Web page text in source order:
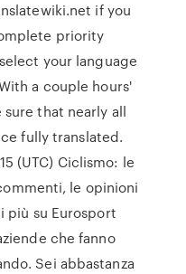
if you
priority
your language
a couple hours'
sure that nearly all
fully translated.
(UTC) Ciclismo: le
le opinioni
più su Eurosport
che fanno
Sei abbastanza